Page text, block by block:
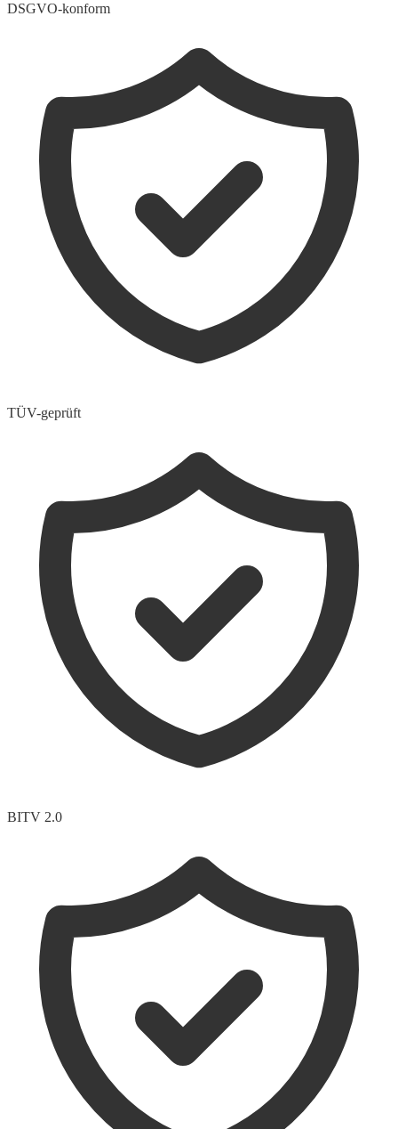
DSGVO-konform
TÜV-geprüft
BITV 2.0